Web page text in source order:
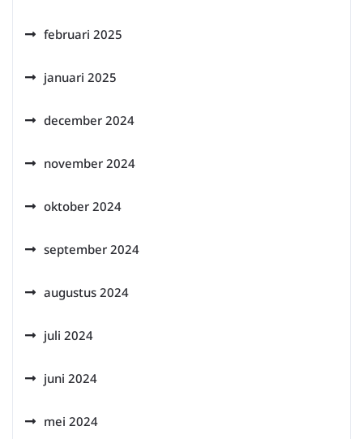
februari 2025
januari 2025
december 2024
november 2024
oktober 2024
september 2024
augustus 2024
juli 2024
juni 2024
mei 2024